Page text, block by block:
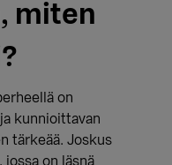
miten
on
kunnioittavan
tärkeää. Joskus
on läsnä